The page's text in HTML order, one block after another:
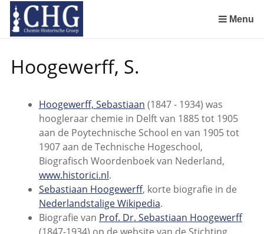
links
over
naar
de
Spring
naar
het
menu
Menu
Hoogewerff, S.
Hoogewerff, Sebastiaan (1847 - 1934) was
hoogleraar chemie in Delft van 1885 tot 1905
aan de Poytechnische School en van 1905 tot
1907 aan de Technische Hogeschool,
Biografisch Woordenboek van Nederland,
www.historici.nl.
Sebastiaan Hoogewerff, korte biografie in de
Nederlandstalige Wikipedia.
Biografie van Prof. Dr. Sebastiaan Hoogewerff
(1847-1934) op de website van de Stichting